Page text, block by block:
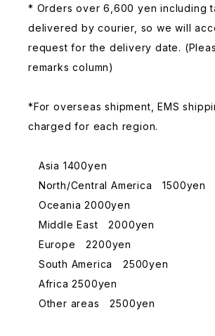
* Orders over 6,600 yen including
delivered by courier, so we will
request for the delivery date.
remarks column)
*For overseas shipment, EMS
charged for each region.
Asia 1400yen
North/Central America 1500yen
Oceania 2000yen
Middle East 2000yen
Europe 2200yen
South America 2500yen
Africa 2500yen
Other areas 2500yen